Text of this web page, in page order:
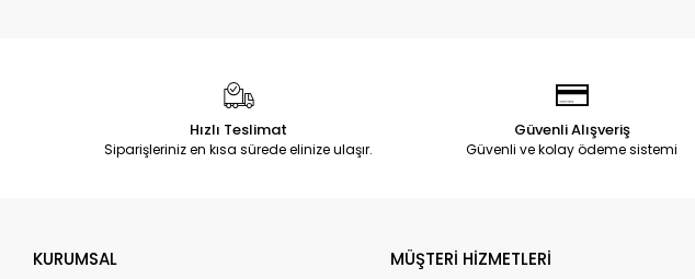
Hızlı Teslimat
Siparişleriniz en kısa sürede elinize ulaşır.
Güvenli Alışveriş
Güvenli ve kolay ödeme sistemi
KURUMSAL MÜŞTERİ HİZMETLERİ